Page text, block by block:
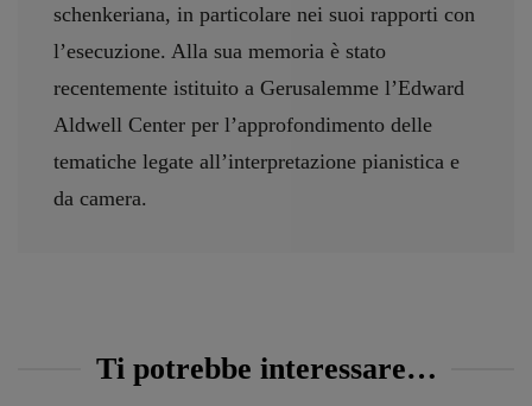
schenkeriana, in particolare nei suoi rapporti con
l’esecuzione. Alla sua memoria è stato
recentemente istituito a Gerusalemme l’Edward
Aldwell Center per l’approfondimento delle
tematiche legate all’interpretazione pianistica e
da camera.
Ti potrebbe interessare…